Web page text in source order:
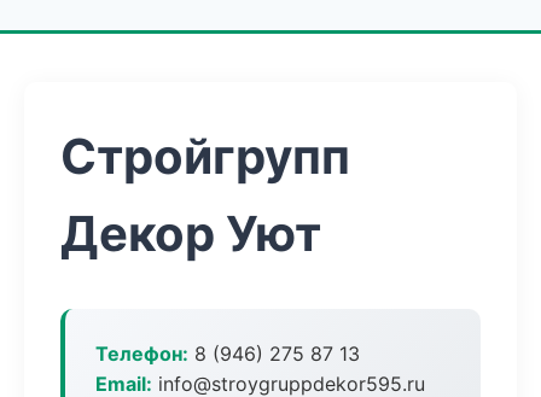
Стройгрупп
Декор Уют
Телефон: 8 (946) 275 87 13
Email: info@stroygruppdekor595.ru